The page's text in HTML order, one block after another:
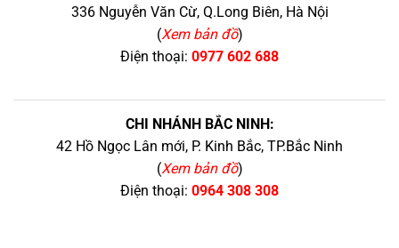
336 Nguyễn Văn Cừ, Q.Long Biên, Hà Nội
(Xem bản đồ)
Điện thoại: 0977 602 688
CHI NHÁNH BẮC NINH:
42 Hồ Ngọc Lân mới, P. Kinh Bắc, TP.Bắc Ninh
(Xem bản đồ)
Điện thoại: 0964 308 308